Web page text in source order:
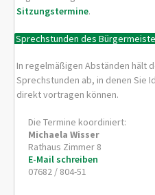
Sitzungstermine.
Sprechstunden des
In regelmäßigen Abständen hält
Sprechstunden ab, in denen Sie
direkt vortragen können.
Die Termine koordiniert:
Michaela Wisser
Rathaus Zimmer 8
E-Mail schreiben
07682 / 804-51